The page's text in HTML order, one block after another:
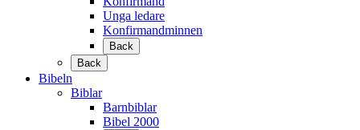
Unga ledare
Konfirmandminnen
Back
Back
Bibeln
Biblar
Barnbiblar
Bibel 2000